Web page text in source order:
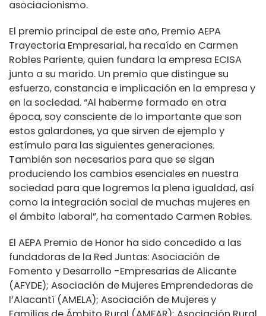
asociacionismo.
El premio principal de este año, Premio AEPA
Trayectoria Empresarial, ha recaído en Carmen
Robles Pariente, quien fundara la empresa ECISA
junto a su marido. Un premio que distingue su
esfuerzo, constancia e implica­ción en la empresa y
en la sociedad. “Al haberme formado en otra
época, soy consciente de lo importante que son
estos galardones, ya que sirven de ejemplo y
estímulo para las siguientes generaciones.
También son necesarios para que se sigan
produciendo los cambios esenciales en nuestra
sociedad para que logremos la plena igualdad, así
como la integración social de muchas mujeres en
el ámbito laboral”, ha comentado Carmen Robles.
El AEPA Premio de Honor ha sido concedido a las
fundadoras de la Red Juntas: Asociación de
Fomento y Desarrollo -Empresarias de Alicante
(AFYDE); Asociación de Mujeres Emprendedoras de
l’Alacantí (AMELA); Asociación de Mujeres y